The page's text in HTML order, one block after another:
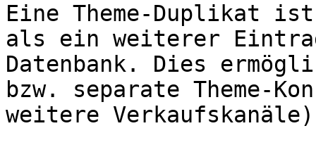
Eine Theme-Duplikat
als ein weiterer
Datenbank. Dies
bzw. separate Theme-
weitere